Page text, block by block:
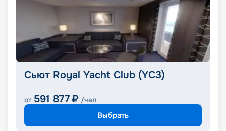
Сьют Royal Yacht Club (YC3)
от 591 877 ₽ /чел
Выбрать